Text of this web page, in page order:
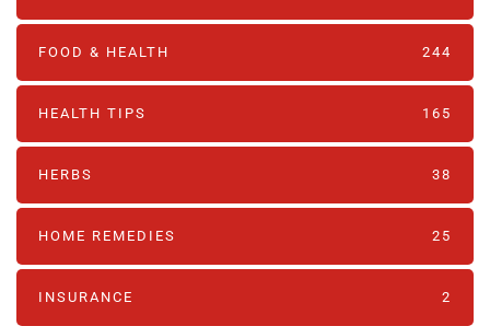
FOOD & HEALTH 244
HEALTH TIPS 165
HERBS 38
HOME REMEDIES 25
INSURANCE 2